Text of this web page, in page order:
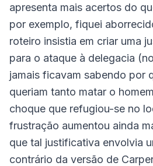
apresenta mais acertos do
por exemplo, fiquei
roteiro insistia em criar uma
para o ataque à delegacia
jamais ficavam sabendo por
queriam tanto matar o
choque que refugiou-se no
frustração aumentou ainda
que tal justificativa envolvia
contrário da versão de